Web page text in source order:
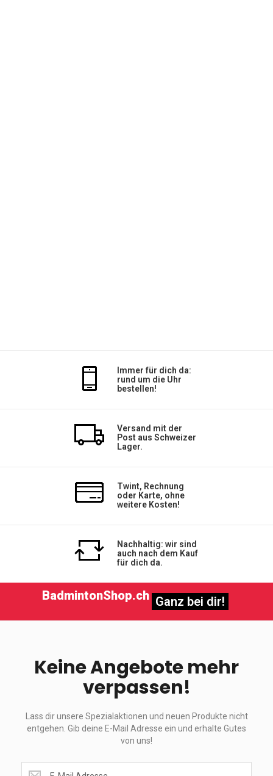
Immer für dich da:
rund um die Uhr
bestellen!
Versand mit der
Post aus Schweizer
Lager.
Twint, Rechnung
oder Karte, ohne
weitere Kosten!
Nachhaltig: wir sind
auch nach dem Kauf
für dich da.
BadmintonShop.ch Ganz bei dir!
Keine Angebote mehr
verpassen!
Lass dir unsere Spezialaktionen und neuen Produkte nicht
entgehen. Gib deine E-Mail Adresse ein und erhalte Gutes
von uns!